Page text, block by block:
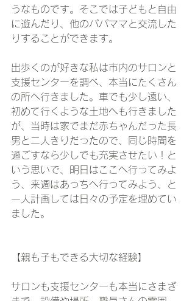
うなものです。そこでは子どもと自由
に遊んだり、他のパパママと交流した
りすることができます。
出歩くのが好きな私は市内のサロンと
支援センターを調べ、本当にたくさん
の所へ行きました。車でも少し遠い、
初めて行くような土地へも行きました
が、当時は家でまだ赤ちゃんだった長
男と二人きりだったので、同じ時間を
過ごすなら少しでも充実させたい！と
いう思いで、明日はここへ行ってみよ
う、来週はあっちへ行ってみよう、と
一人計画しては日々の予定を埋めてい
ました。
【親も子もできる大切な経験】
サロンも支援センターも本当にさまざ